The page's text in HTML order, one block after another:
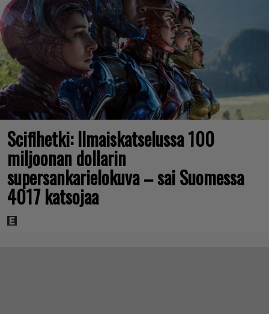
Scifihetki: Ilmaiskatselussa 100
miljoonan dollarin
supersankarielokuva – sai Suomessa
4017 katsojaa